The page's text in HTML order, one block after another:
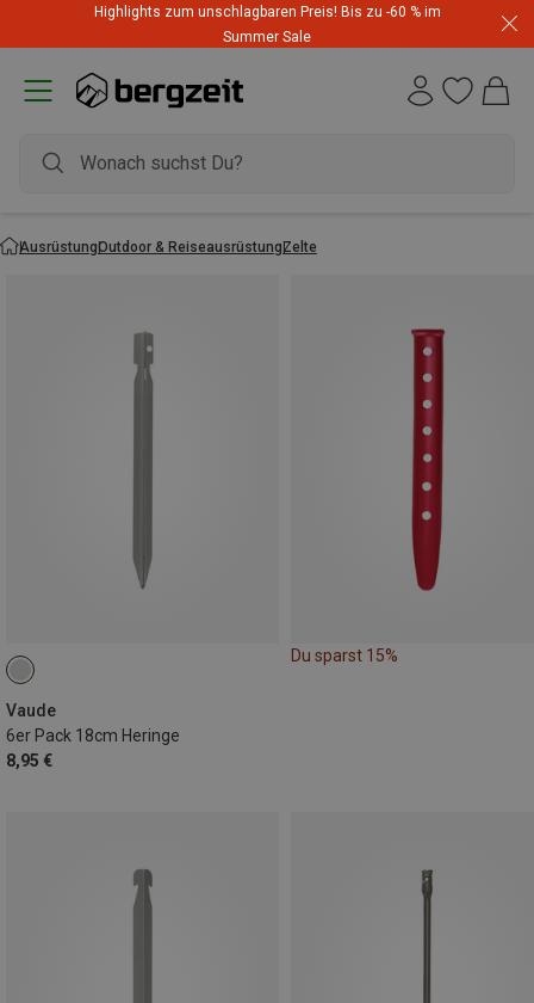
Highlights zum unschlagbaren Preis! Bis zu -60 % im
Summer Sale
AusrüstungOutdoor & ReiseausrüstungZelte
Vaude
6er Pack 18cm Heringe
8,95 €
Du sparst 15%